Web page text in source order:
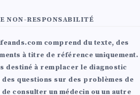
NON-RESPONSABILITÉ
comprend du texte, des
à titre de référence uniquement.
destiné à remplacer le diagnostic
des questions sur des problèmes de
consulter un médecin ou un autre